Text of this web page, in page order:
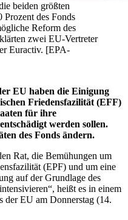
beiden größten
Prozent des Fonds
Reform des
zwei EU-Vertreter
Euractiv. [EPA-
EU haben die Einigung
Friedensfazilität (EFF)
für ihre
werden sollen.
des Fonds ändern.
Rat, die Bemühungen um
(EPF) und um eine
auf der Grundlage des
heißt es in einem
der EU am Donnerstag (14.